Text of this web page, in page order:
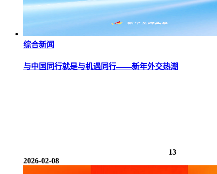
综合新闻
与中国同行就是与机遇同行——新年外交热潮
13
2026-02-08